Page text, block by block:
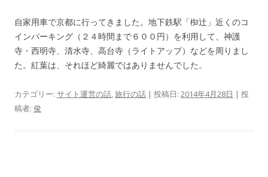
自家用車で京都に行ってきました。地下鉄駅「椥辻」近くのコ
インパーキング（２４時間まで６００円）を利用して、神護
寺・西明寺、清水寺、高台寺（ライトアップ）などを周りまし
た。紅葉は、それほど綺麗ではありませんでした。
カテゴリー: サイト運営の話,旅行の話 | 投稿日: 2014年4月28日 | 投
稿者: 俊